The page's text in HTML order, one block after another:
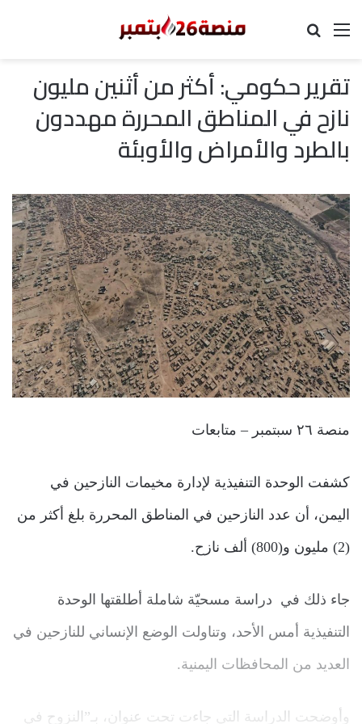
القائمة
تقرير حكومي: أكثر من أثنين مليون
نازح في المناطق المحررة مهددون
بالطرد والأمراض والأوبئة
منصة ٢٦ سبتمبر – متابعات
كشفت الوحدة التنفيذية لإدارة مخيمات النازحين في
اليمن، أن عدد النازحين في المناطق المحررة بلغ أكثر من
(2) مليون و(800) ألف نازح.
جاء ذلك في دراسة مسحيّة شاملة أطلقتها الوحدة
التنفيذية أمس الأحد، وتناولت الوضع الإنساني للنازحين في
العديد من المحافظات اليمنية.
وأوضحت الدراسة التي جاءت تحت عنوان، بـ”النزوح في